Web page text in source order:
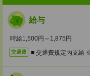
給与
時給1,500円～1,875円
交通費 ■ 交通費規定内支給